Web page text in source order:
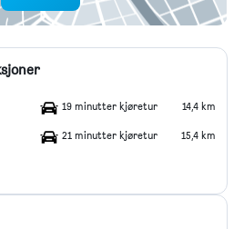
19 minutter kjøretur 14,4 km
21 minutter kjøretur 15,4 km